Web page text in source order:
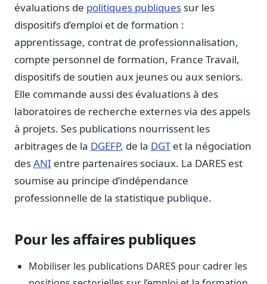
Sources couvertes
Nouveautés produit
Ils utilisent Legiwatch
Public Sénat, ONG, cabinets
Qui sommes-nous
Méthode, valeurs et équipe
Charte IA
Fiabilité, souveraineté, sobriété
Sécurité
Presse
Kit média, contacts
évaluations de politiques publiques sur les
dispositifs d’emploi et de formation :
apprentissage, contrat de professionnalisation,
compte personnel de formation, France Travail,
dispositifs de soutien aux jeunes ou aux seniors.
Elle commande aussi des évaluations à des
laboratoires de recherche externes via des appels
à projets. Ses publications nourrissent les
arbitrages de la DGEFP, de la DGTet la négociation
desANI entre partenaires sociaux. La DARES est
soumise au principe d’indépendance
professionnelle de la statistique publique.
Pour les affaires publiques
Mobiliser les publications DARES pour cadrer les